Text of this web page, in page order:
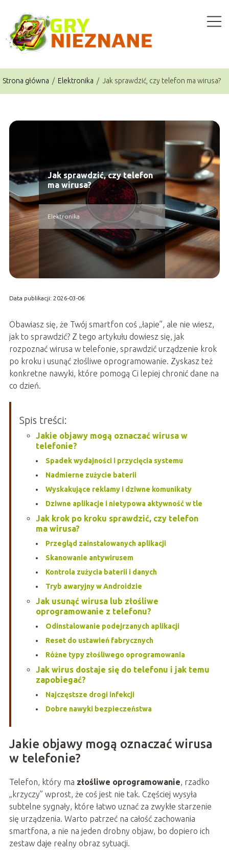
Strona główna / Elektronika / Jak sprawdzić, czy telefon ma wirusa?
Jak sprawdzić, czy telefon
ma wirusa?
Elektronika
Data publikacji: 2026-03-06
Obawiasz się, że Twój smartfon coś „łapie”, ale nie wiesz,
jak to sprawdzić? Z tego artykułu dowiesz się, jak
rozpoznać wirusa w telefonie, sprawdzić urządzenie krok
po kroku i usunąć złośliwe oprogramowanie. Zyskasz też
konkretne nawyki, które pomogą Ci lepiej chronić dane na
co dzień.
Spis treści:
Jakie objawy mogą oznaczać wirusa w
telefonie?
Spadek wydajności i przycięcia systemu
Nadmierne zużycie baterii
Wyskakujące reklamy i dziwne komunikaty
Dziwne aplikacje i nietypowa aktywność w tle
Jak krok po kroku sprawdzić, czy telefon
ma wirusa?
Przegląd zainstalowanych aplikacji
Skanowanie antywirusem
Kontrola zużycia baterii i danych
Tryb awaryjny w Androidzie
Jak usunąć wirusa lub złośliwe
oprogramowanie z telefonu?
Odinstalowanie podejrzanych aplikacji
Reset do ustawień fabrycznych
Różne typy złośliwego oprogramowania
Jak wirus dostaje się do telefonu i jak temu
zapobiegać?
Najczęstsze drogi infekcji
Dobre nawyki bezpieczeństwa
Jakie objawy mogą oznaczać wirusa
w telefonie?
Telefon, który ma złośliwe oprogramowanie, rzadko
„krzyczy” wprost, że coś jest nie tak. Częściej wysyła
subtelne sygnały, które łatwo uznać za zwykłe starzenie
się urządzenia. Warto patrzeć na całość zachowania
smartfona, a nie na jeden drobny objaw, bo dopiero ich
zestaw daje realny obraz sytuacji.